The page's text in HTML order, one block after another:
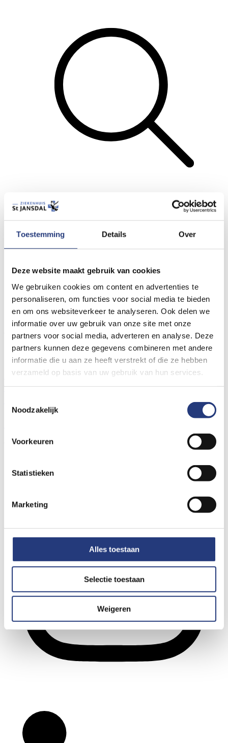
Toestemming Details Over
Deze website maakt gebruik van cookies
We gebruiken cookies om content en advertenties te
personaliseren, om functies voor social media te bieden
en om ons websiteverkeer te analyseren. Ook delen we
informatie over uw gebruik van onze site met onze
partners voor social media, adverteren en analyse. Deze
partners kunnen deze gegevens combineren met andere
informatie die u aan ze heeft verstrekt of die ze hebben
verzameld op basis van uw gebruik van hun services.
Noodzakelijk
Voorkeuren
Statistieken
Marketing
Alles toestaan
Selectie toestaan
Weigeren
Zoeken
Menu
Terug
Lees voor
Printen
Stuur door
Er is een fout opgetreden bij het laden van deze folder.
Algemene links voor de hele website
Locaties St Jansdal
Prikposten St Jansdal
Wat vindt u van de nieuwe website?
Contact- en locatiegegevensBezoektijdenWachttijden
Spoedzorg nodig?
© Ziekenhuis St Jansdal 2026
Volg ons op social media